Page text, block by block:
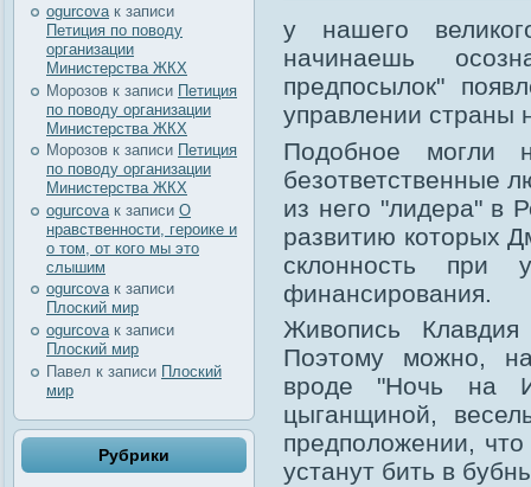
ogurcova к записи
Петиция по поводу
организации
Министерства ЖКХ
Морозов к записи Петиция
по поводу организации
Министерства ЖКХ
Морозов к записи Петиция
по поводу организации
Министерства ЖКХ
ogurcova к записи О
нравственности, героике и
о том, от кого мы это
слышим
ogurcovaк записи
Плоский мир
ogurcova к записи
Плоский мир
Павел к записи Плоский
мир
Рубрики
у нашего
начинаешь
предпосылок"
управлении страны
Подобное могли
безответственные
из него "лидера" в
развитию которых
склонность при
финансирования.
Живопись
Поэтому можно,
вроде "Ночь на
цыганщиной,
предположении,
устанут бить в